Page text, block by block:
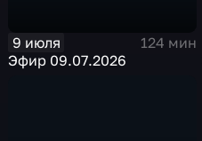
9 июля
124 мин
Эфир 09.07.2026